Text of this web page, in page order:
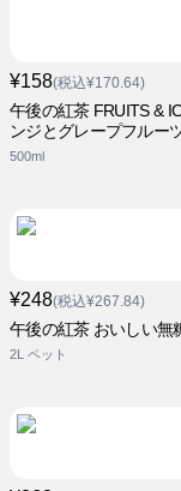
¥158(税込¥170.64)
午後の紅茶 FRUITS &
ンジとグレープフルー
500ml
¥248(税込¥267.84)
午後の紅茶 おいしい無
2L ペット